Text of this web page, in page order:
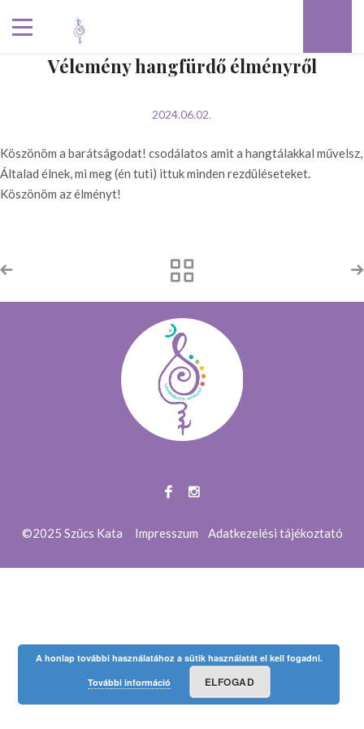
Vélemény hangfürdő élményről
2024.06.02.
Köszönöm a barátságodat! csodálatos amit a hangtálakkal művelsz,
Általad élnek, mi meg (én tuti) ittuk minden rezdüléseteket.
Köszönöm az élményt!
©2025 Szűcs Kata Impresszum Adatkezelési tájékoztató
A honlap további használatához a sütik használatát el kell fogadni.
További információ
ELFOGAD